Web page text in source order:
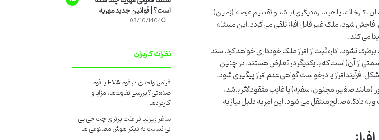
کارخانه، یا هر سازه دیگری) باشد و تقسیم عرصه (زمین)
شود، ملک غیر قابل افراز تلقی می گردد. این مسئله
می کند.
نشود، اداره ثبت از افراز ملک خودداری خواهد کرد. سند
از آن) است که با یکدیگر در تعارض هستند. در چنین
فرآیند افراز یا درخواست گواهی عدم افراز پیگیری شود.
صغیر، مجنون، سفیه) یا غایب مفقودالاثر باشد،
دادگاه صالح منتقل می شود. این امر به دلیل نیاز به
است؟ | قوانین جدید مهریه
03/10/1404
نظرات کاربران
فرامرز واحدیدر فوم EVA یا فوم
صنعتی؟ بررسی تفاوت‌ها، مزایا و
کاربردها
ساغر پیرنیادرعلت برتری چت جی پی
تی نسبت به دیگر هوش مصنوعی ها